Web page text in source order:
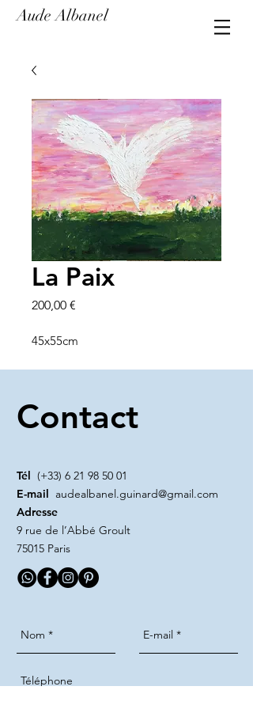
Aude Albanel
La Paix
200,00 €
45x55cm
Contact
Tél (+33) 6 21 98 50 01
E-mail audealbanel.guinard@gmail.com
Adresse
9 rue de l’Abbé Groult
75015 Paris